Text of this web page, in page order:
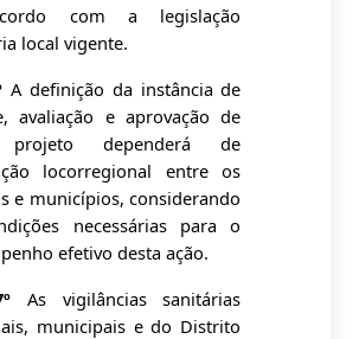
com a legislação
local vigente.
A definição da instância de
avaliação e aprovação de
projeto dependerá de
locorregional entre os
e municípios, considerando
necessárias para o
efetivo desta ação.
As vigilâncias sanitárias
municipais e do Distrito